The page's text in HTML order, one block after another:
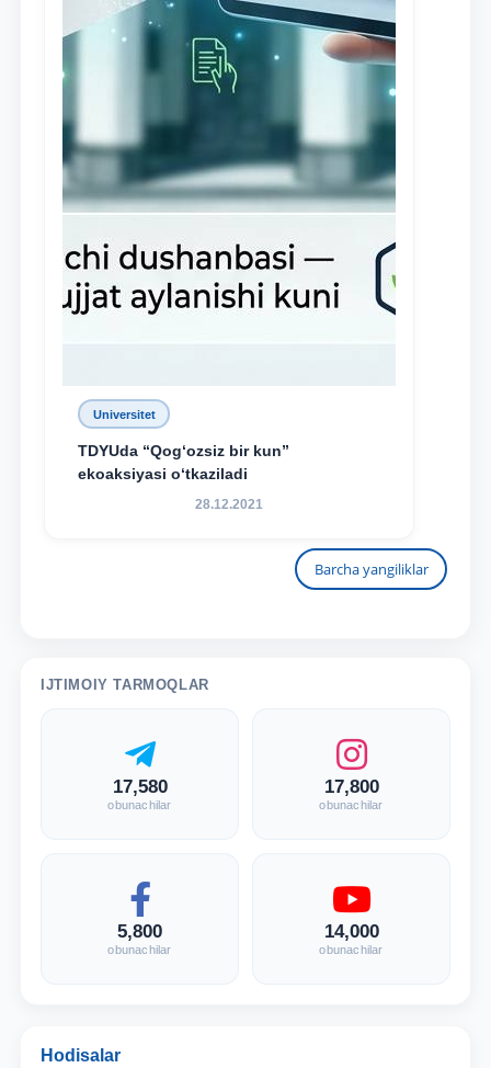
Universitet
TDYUda “Qog‘ozsiz bir kun”
ekoaksiyasi o‘tkaziladi
28.12.2021
Barcha yangiliklar
IJTIMOIY TARMOQLAR
17,580
obunachilar
17,800
obunachilar
5,800
obunachilar
14,000
obunachilar
Hodisalar